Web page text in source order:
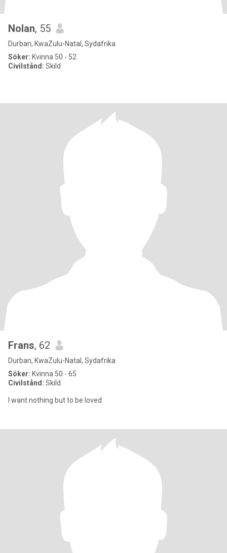
Nolan, 55
Durban, KwaZulu-Natal, Sydafrika
Söker: Kvinna 50 - 52
Civilstånd: Skild
Frans, 62
Durban, KwaZulu-Natal, Sydafrika
Söker: Kvinna 50 - 65
Civilstånd: Skild
I want nothing but to be loved